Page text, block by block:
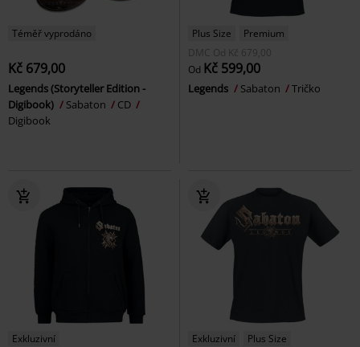
Téměř vyprodáno
Kč 679,00
Legends (Storyteller Edition -
Digibook)
Sabaton
CD
Digibook
Plus Size
Premium
DMC Od Kč 679,00
Od Kč 599,00
Legends Sabaton Tričko
Exkluzivní
Exkluzivní Plus Size